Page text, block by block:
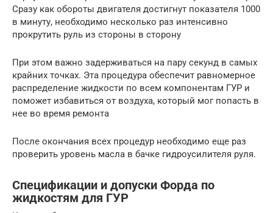
Сразу как обороты двигателя достигнут показателя 1000
в минуту, необходимо несколько раз интенсивно
прокрутить руль из стороны в сторону
При этом важно задерживаться на пару секунд в самых
крайних точках. Эта процедура обеспечит равномерное
распределение жидкости по всем компонентам ГУР и
поможет избавиться от воздуха, который мог попасть в
нее во время ремонта
После окончания всех процедур необходимо еще раз
проверить уровень масла в бачке гидроусилителя руля.
Спецификации и допуски Форда по
жидкостям для ГУР